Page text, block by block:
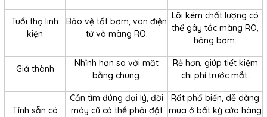
Tuổi thọ linh
kiện
Bảo vệ tốt bơm, van điện
từ và màng RO.
Lõi kém chất lượng có
thể gây tắc màng RO,
hỏng bơm.
Giá thành
Nhỉnh hơn so với mặt
bằng chung.
Rẻ hơn, giúp tiết kiệm
chi phí trước mắt.
Tính sẵn có
Cần tìm đúng đại lý, đời
máy cũ có thể phải đặt
Rất phổ biến, dễ dàng
mua ở bất kỳ cửa hàng